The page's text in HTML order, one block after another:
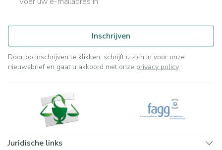
Inschrijven
Door op inschrijven te klikken, schrijft u zich in voor onze
nieuwsbrief en gaat u akkoord met onze privacy policy.
Juridische links